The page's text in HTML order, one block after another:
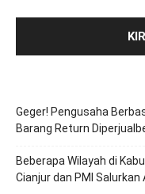
Geger! Pengusaha
Barang Return
Beberapa Wilayah di
Cianjur dan PMI Salurkan